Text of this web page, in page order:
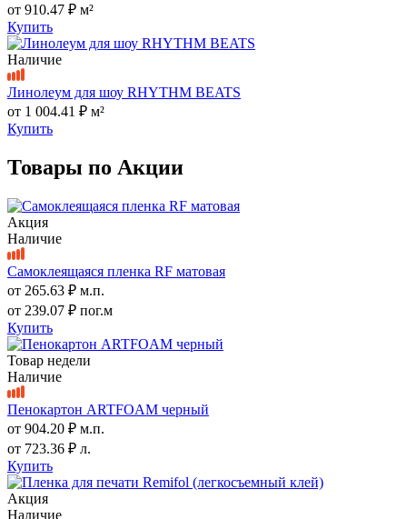
от 910.47 ₽ м²
Купить
Наличие
Линолеум для шоу RHYTHM BEATS
от 1 004.41 ₽ м²
Купить
Товары по Акции
Акция
Наличие
Самоклеящаяся пленка RF матовая
от 265.63 ₽ м.п.
от 239.07 ₽ пог.м
Купить
Товар недели
Наличие
Пенокартон ARTFOAM черный
от 904.20 ₽ м.п.
от 723.36 ₽ л.
Купить
Акция
Наличие